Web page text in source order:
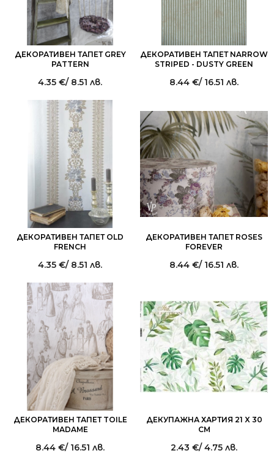
ДЕКОРАТИВЕН ТАПЕТ GREY
PATTERN
4.35 €/ 8.51 лв.
ДЕКОРАТИВЕН ТАПЕТ NARROW
STRIPED - DUSTY GREEN
8.44 €/ 16.51 лв.
ДЕКОРАТИВЕН ТАПЕТ OLD
FRENCH
4.35 €/ 8.51 лв.
ДЕКОРАТИВЕН ТАПЕТ ROSES
FOREVER
8.44 €/ 16.51 лв.
ДЕКОРАТИВЕН ТАПЕТ TOILE
MADAME
8.44 €/ 16.51 лв.
ДЕКУПАЖНА ХАРТИЯ 21 X 30
СМ
2.43 €/ 4.75 лв.